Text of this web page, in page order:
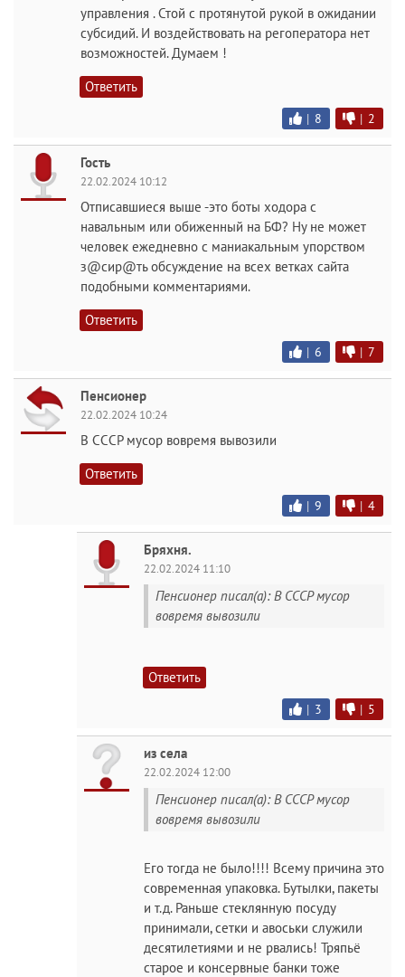
управления . Стой с протянутой рукой в ожидании
субсидий. И воздействовать на регоператора нет
возможностей. Думаем !
Ответить
| 8 | 2
Гость
22.02.2024 10:12
Отписавшиеся выше -это боты ходора с
навальным или обиженный на БФ? Ну не может
человек ежедневно с маниакальным упорством
з@сир@ть обсуждение на всех ветках сайта
подобными комментариями.
Ответить
| 6 | 7
Пенсионер
22.02.2024 10:24
В СССР мусор вовремя вывозили
Ответить
| 9 | 4
Бряхня.
22.02.2024 11:10
Пенсионер писал(а): В СССР мусор
вовремя вывозили
Ответить
| 3 | 5
из села
22.02.2024 12:00
Пенсионер писал(а): В СССР мусор
вовремя вывозили
Его тогда не было!!!! Всему причина это
современная упаковка. Бутылки, пакеты
и т.д. Раньше стеклянную посуду
принимали, сетки и авоськи служили
десятилетиями и не рвались! Тряпьё
старое и консервные банки тоже